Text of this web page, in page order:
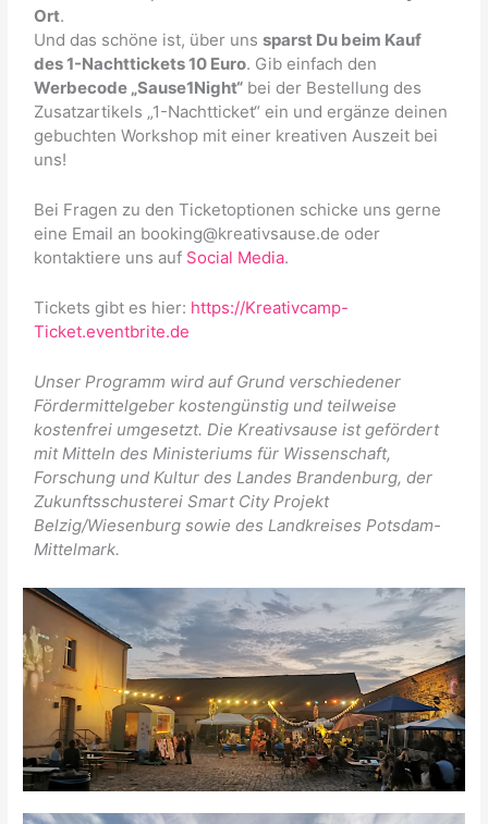
Ort.
Und das schöne ist, über unssparst Du beim Kauf
des 1-Nachttickets 10 Euro. Gib einfach den
Werbecode „Sause1Night“ bei der Bestellung des
Zusatzartikels „1-Nachtticket“ ein und ergänze deinen
gebuchten Workshop mit einer kreativen Auszeit bei
uns!
Bei Fragen zu den Ticketoptionen schicke uns gerne
eine Email an booking@kreativsause.de oder
kontaktiere uns auf Social Media.
Tickets gibt es hier: https://Kreativcamp-
Ticket.eventbrite.de
Unser Programm wird auf Grund verschiedener
Fördermittelgeber kostengünstig und teilweise
kostenfrei umgesetzt. Die Kreativsause ist gefördert
mit Mitteln des Ministeriums für Wissenschaft,
Forschung und Kultur des Landes Brandenburg, der
Zukunftsschusterei Smart City Projekt
Belzig/Wiesenburg sowie des Landkreises Potsdam-
Mittelmark.